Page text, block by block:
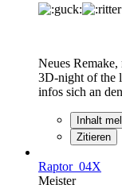
Neues
3D-night of the
infos sich an
Inhalt
Zitieren
Raptor_04X
Meister